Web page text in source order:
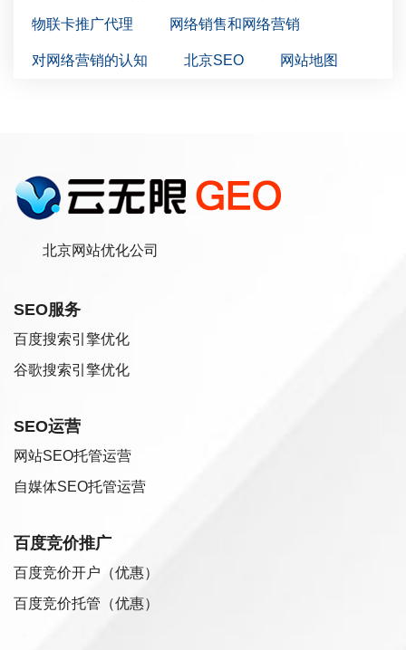
物联卡推广代理 网络销售和网络营销
对网络营销的认知 北京SEO 网站地图
北京网站优化公司
SEO服务
百度搜索引擎优化
谷歌搜索引擎优化
SEO运营
网站SEO托管运营
自媒体SEO托管运营
百度竞价推广
百度竞价开户（优惠）
百度竞价托管（优惠）